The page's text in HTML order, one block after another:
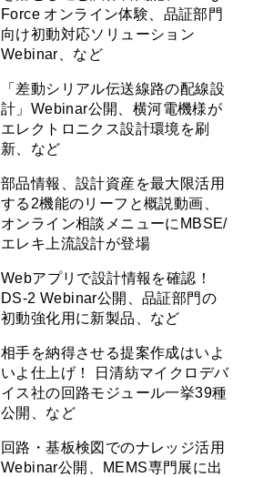
Force オンライン体験、品証部門
向け初動対応ソリューション
Webinar、など
「差動シリアル伝送線路の配線設
計」Webinar公開、横河電機様が
エレクトロニクス設計環境を刷
新、など
部品情報、設計資産を最大限活用
する2機能のリーフと概説動画、
オンライン相談メニューにMBSE/
エレキ上流設計が登場
Webアプリで設計情報を確認！
DS-2 Webinar公開、品証部門の
初動強化用に新製品、など
相手を納得させる提案作成はいよ
いよ仕上げ！ 日清紡マイクロデバ
イス社の回路モジュール一挙39種
公開、など
回路・基板検図でのナレッジ活用
Webinar公開、MEMS専門展に出